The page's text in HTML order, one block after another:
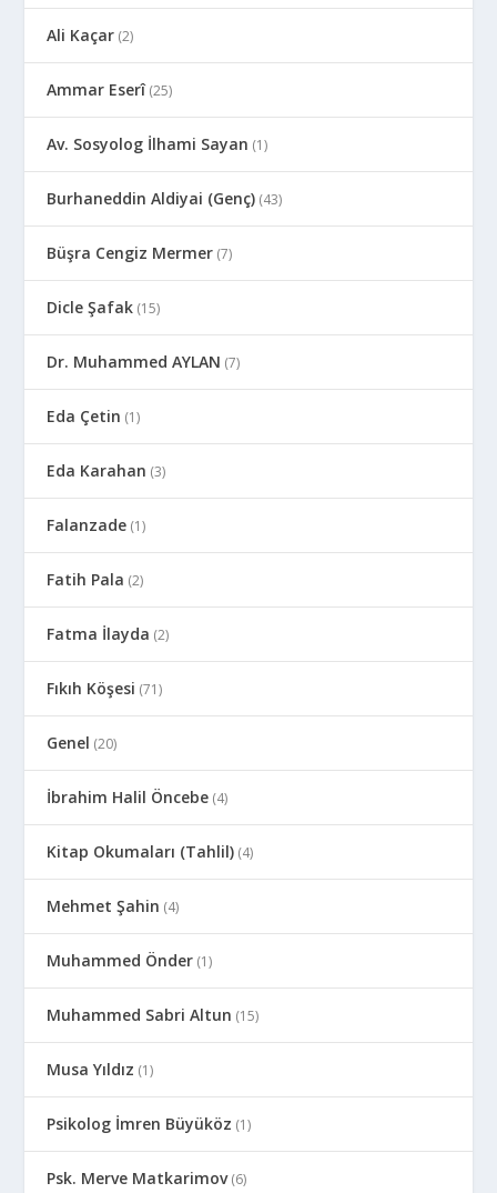
Ali Kaçar (2)
Ammar Eserî(25)
Av. Sosyolog İlhami Sayan (1)
Burhaneddin Aldiyai (Genç) (43)
Büşra Cengiz Mermer (7)
Dicle Şafak (15)
Dr. Muhammed AYLAN (7)
Eda Çetin (1)
Eda Karahan (3)
Falanzade (1)
Fatih Pala (2)
Fatma İlayda (2)
Fıkıh Köşesi (71)
Genel (20)
İbrahim Halil Öncebe (4)
Kitap Okumaları (Tahlil) (4)
Mehmet Şahin (4)
Muhammed Önder (1)
Muhammed Sabri Altun (15)
Musa Yıldız (1)
Psikolog İmren Büyüköz (1)
Psk. Merve Matkarimov(6)